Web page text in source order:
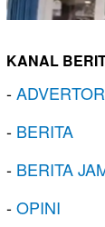
KANAL
-
- BERITA
- BERITA
-OPINI